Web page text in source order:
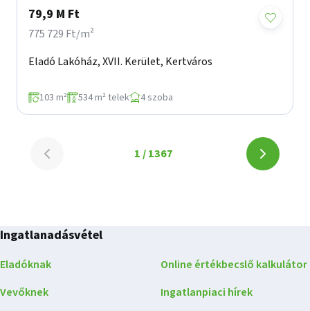
79,9 M Ft
775 729 Ft/m²
Eladó Lakóház, XVII. Kerület, Kertváros
103 m² 534 m² telek 4 szoba
Lapozó
a(z)
1367
oldalból
1 / 1367
Lapozó
oldalból
Ingatlanadásvétel
Eladóknak
Vevőknek
Online értékbecslő kalkulátor
Ingatlanpiaci hírek